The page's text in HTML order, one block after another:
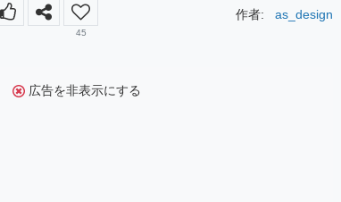
45
作者: as_design
広告を非表示にする